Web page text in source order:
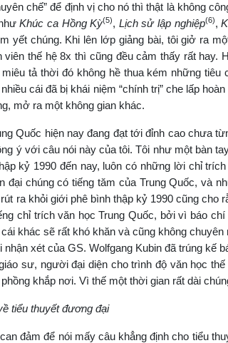
chế” để định vị cho nó thì thật là không
Khúc ca Hồng Kỳ(5), Lịch sử lập nghiệp(6),
yết chúng. Khi lên lớp giảng bài, tôi giở ra
viên thế hệ 8x thì cũng đều cảm thấy rất
tả thời đó không hề thua kém những
cái đã bị khái niệm “chính trị” che lấp
mở ra một không gian khác.
Quốc hiện nay đang đạt tới đỉnh cao chưa
ý với câu nói này của tôi. Tôi như một bàn
kỷ 1990 đến nay, luôn có những lời chỉ
đại chúng có tiếng tăm của Trung Quốc, và
ra khỏi giới phê bình thập kỷ 1990 cũng cho
chỉ trích văn học Trung Quốc, bởi vì báo
khác sẽ rất khó khăn và cũng không
xét của GS. Wolfgang Kubin đã trúng kế
sư, người đại diện cho trình độ văn học
khắp nơi. Vì thế một thời gian rất dài
tiểu thuyết đương đại
đảm để nói mấy câu khẳng định cho tiểu